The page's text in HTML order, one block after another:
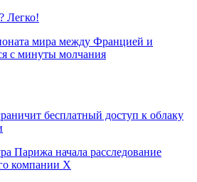
Легко!
мира между Францией и
с минуты молчания
бесплатный доступ к облаку
Парижа начала расследование
компании X